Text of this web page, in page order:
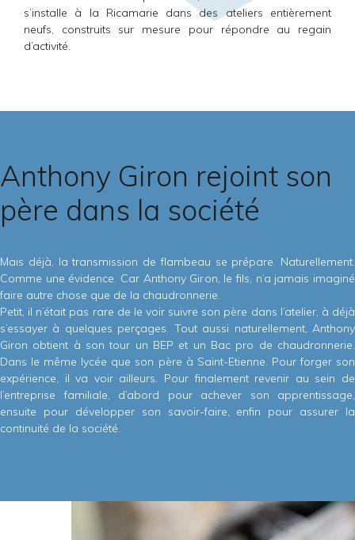
s’installe à la Ricamarie dans des ateliers entièrement
neufs, construits sur mesure pour répondre au regain
d’activité.
Anthony Giron rejoint son
père dans la société
Mais déjà, la transmission de flambeau se prépare. Naturellement.
Comme une évidence. Car Anthony Giron, le fils, n’a jamais imaginé
faire autre chose que de la chaudronnerie.
Petit, il n’était pas rare de le voir suivre son père dans l’atelier, à déjà
s’essayer à quelques perçages. Tout aussi naturellement, Anthony
Giron obtient à son tour un BEP et un Bac pro de chaudronnerie.
Dans le même lycée que son père à Saint-Etienne. Pour forger son
expérience, il va voir ailleurs. Pour finalement revenir au sein de
l’entreprise familiale, d’abord pour achever son apprentissage,
ensuite pour développer son savoir-faire, enfin pour assurer la
continuité de la société.